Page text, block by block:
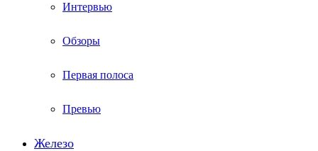
Интервью
Обзоры
Первая полоса
Превью
Железо